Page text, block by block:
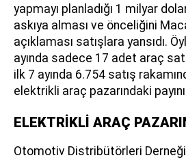
yapmayı planladığı 1 milyar
askıya alması ve önceliğini
açıklaması satışlara yansıdı.
ayında sadece 17 adet araç
ilk 7 ayında 6.754 satış
elektrikli araç pazarındaki
ELEKTRİKLİ ARAÇ
Otomotiv Distribütörleri Derneği